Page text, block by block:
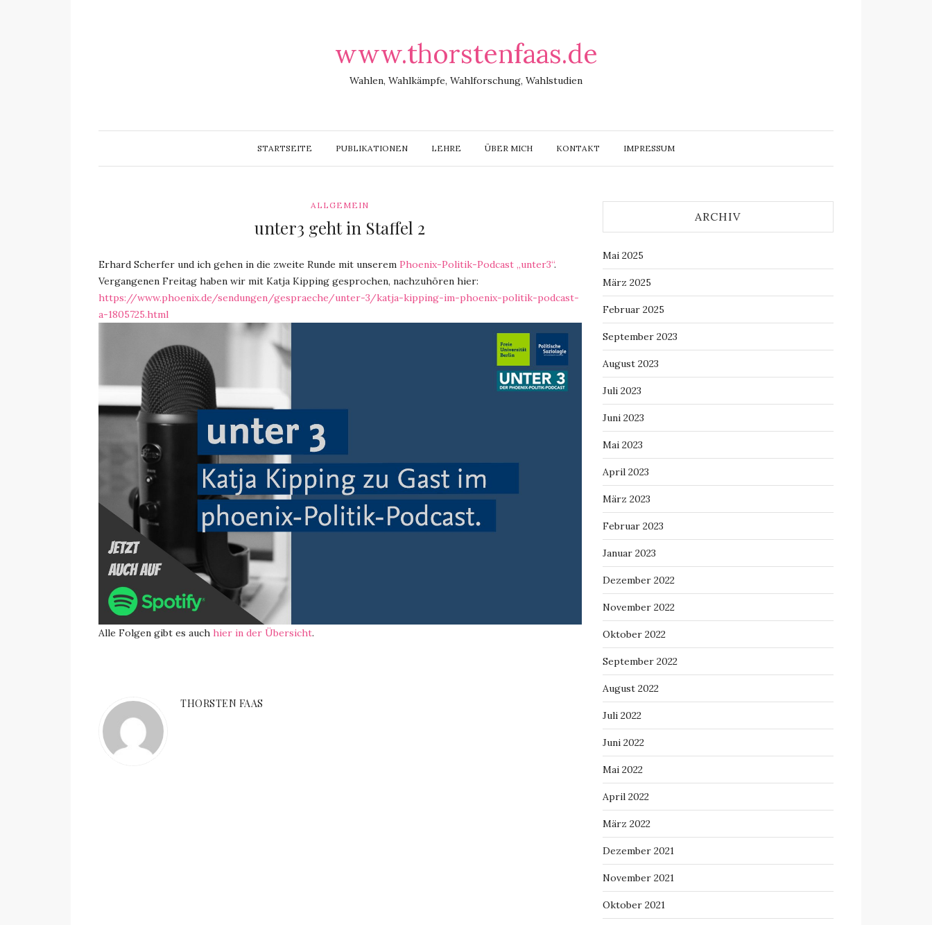
www.thorstenfaas.de
Wahlen, Wahlkämpfe, Wahlforschung, Wahlstudien
STARTSEITE PUBLIKATIONEN LEHRE ÜBER MICH KONTAKT IMPRESSUM
ALLGEMEIN
unter3 geht in Staffel 2
Erhard Scherfer und ich gehen in die zweite Runde mit unserem Phoenix-Politik-Podcast „unter3“.
Vergangenen Freitag haben wir mit Katja Kipping gesprochen, nachzuhören hier:
https://www.phoenix.de/sendungen/gespraeche/unter-3/katja-kipping-im-phoenix-politik-podcast-
a-1805725.html
Alle Folgen gibt es auch hier in der Übersicht.
THORSTEN FAAS
ARCHIV
Mai 2025
März 2025
Februar 2025
September 2023
August 2023
Juli 2023
Juni 2023
Mai 2023
April 2023
März 2023
Februar 2023
Januar 2023
Dezember 2022
November 2022
Oktober 2022
September 2022
August 2022
Juli 2022
Juni 2022
Mai 2022
April 2022
März 2022
Dezember 2021
November 2021
Oktober 2021